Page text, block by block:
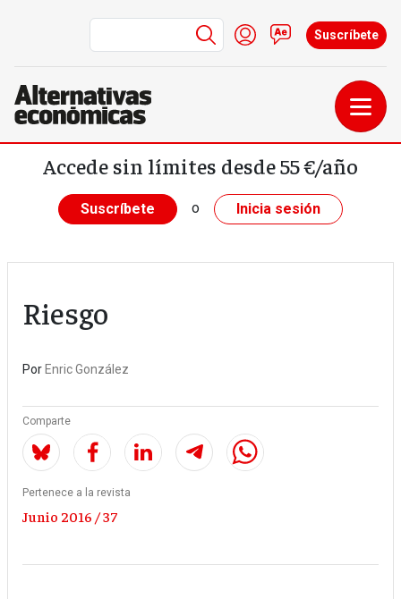
Pasar al contenido principal
Menú de cuenta de
Iniciar sesión
Contacto
Suscríbete
Accede sin límites desde 55 €/año
Suscríbete o Inicia sesión
Riesgo
Por Enric González
Comparte
Pertenece a la revista
Junio 2016 / 37